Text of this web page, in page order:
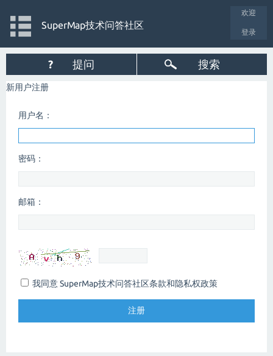
欢迎
登录
SuperMap技术问答社区
? 提问 搜索
新用户注册
用户名：
密码：
邮箱：
我同意 SuperMap技术问答社区条款和隐私权政策